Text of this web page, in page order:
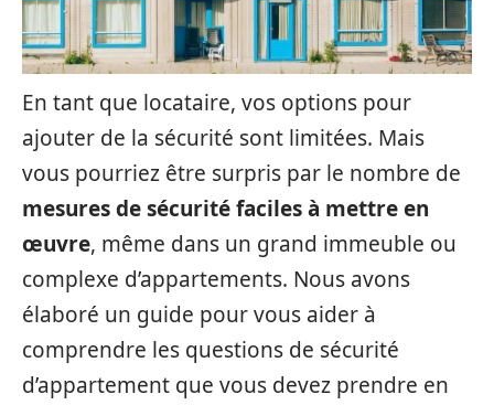
En tant que locataire, vos options pour
ajouter de la sécurité sont limitées. Mais
vous pourriez être surpris par le nombre de
mesures de sécurité faciles à mettre en
œuvre, même dans un grand immeuble ou
complexe d’appartements. Nous avons
élaboré un guide pour vous aider à
comprendre les questions de sécurité
d’appartement que vous devez prendre en